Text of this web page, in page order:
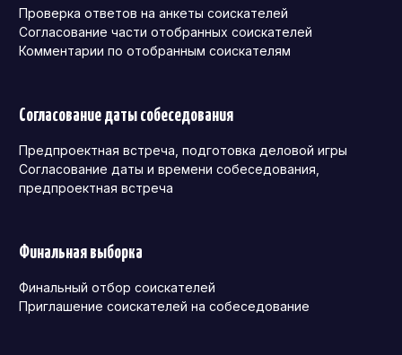
Проверка ответов на анкеты соискателей
Согласование части отобранных соискателей
Комментарии по отобранным соискателям
Согласование даты собеседования
Предпроектная встреча, подготовка деловой игры
Согласование даты и времени собеседования,
предпроектная встреча
Финальная выборка
Финальный отбор соискателей
Приглашение соискателей на собеседование